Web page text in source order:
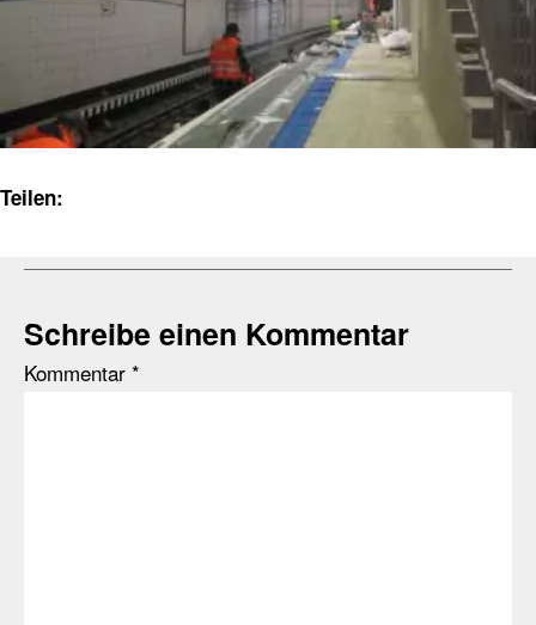
Teilen:
Schreibe einen Kommentar
Kommentar *